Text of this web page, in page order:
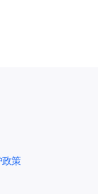
政策